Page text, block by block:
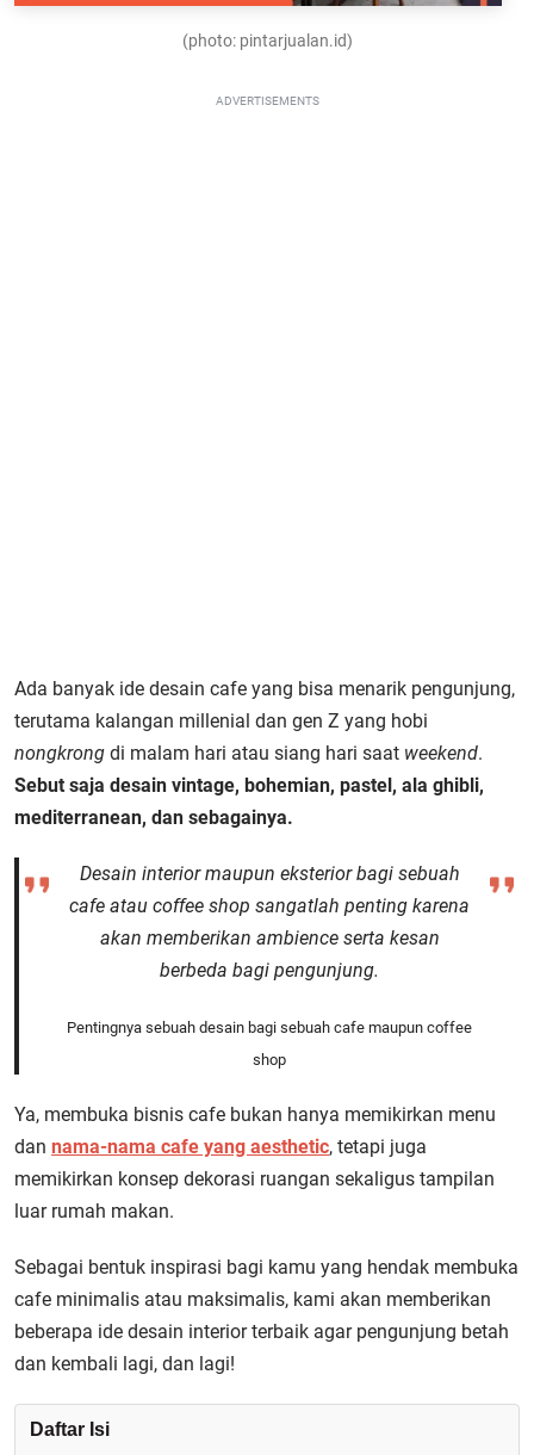
(photo: pintarjualan.id)
ADVERTISEMENTS
Ada banyak ide desain cafe yang bisa menarik pengunjung,
terutama kalangan millenial dan gen Z yang hobi
nongkrong di malam hari atau siang hari saat weekend.
Sebut saja desain vintage, bohemian, pastel, ala ghibli,
mediterranean, dan sebagainya.
Desain interior maupun eksterior bagi sebuah
cafe atau coffee shop sangatlah penting karena
akan memberikan ambienceserta kesan
berbeda bagi pengunjung.
Pentingnya sebuah desain bagi sebuah cafe maupun coffee
shop
Ya, membuka bisnis cafe bukan hanya memikirkan menu
dan nama-nama cafe yang aesthetic, tetapi juga
memikirkan konsep dekorasi ruangan sekaligus tampilan
luar rumah makan.
Sebagai bentuk inspirasi bagi kamu yang hendak membuka
cafe minimalis atau maksimalis, kami akan memberikan
beberapa ide desain interior terbaik agar pengunjung betah
dan kembali lagi, dan lagi!
Daftar Isi